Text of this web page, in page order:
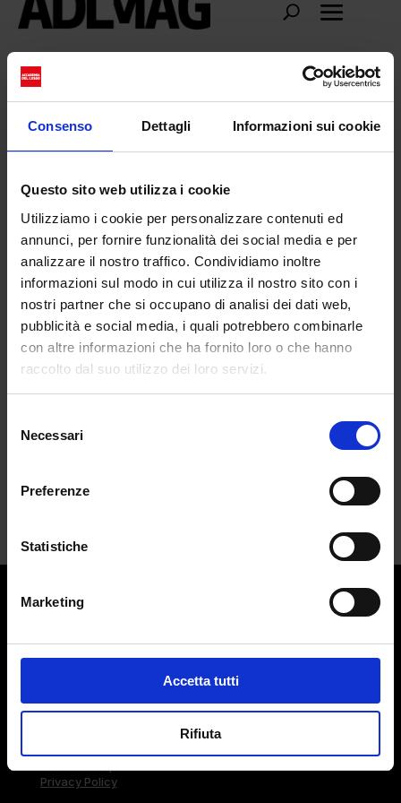
Consenso Dettagli Informazioni sui cookie
Questo sito web utilizza i cookie
Utilizziamo i cookie per personalizzare contenuti ed
annunci, per fornire funzionalità dei social media e per
analizzare il nostro traffico. Condividiamo inoltre
informazioni sul modo in cui utilizza il nostro sito con i
nostri partner che si occupano di analisi dei dati web,
pubblicità e social media, i quali potrebbero combinarle
con altre informazioni che ha fornito loro o che hanno
raccolto dal suo utilizzo dei loro servizi.
delNecessari
Preferenze
Statistiche
Marketing
Accetta tutti
Rifiuta
salvator dalì
Surrealismo, al Mudec il mondo all’ingiù
daMartina Gallazzi|Giu 2, 2023|CULTURE
Sogno e realtà, psiche, amore e desideri....
ACCADEMIA DEL LUSSO
Logo ADLMag è stato realizzato dall’ Art Director Patrizio
Squeglia
Testata giornalistica online registrata il 13 Settembre 2023
Privacy Policy